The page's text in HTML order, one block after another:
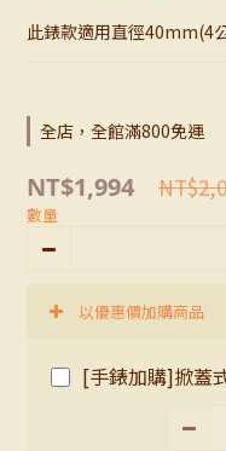
此錶款適用直徑40mm(4
全店，全館滿800免運
NT$1,994
數量
以優惠價加購商品
[手錶加購]掀蓋